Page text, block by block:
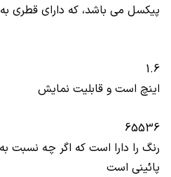
پیکسل می باشد، که دارای قطری به
1.6
اینچ است و قابلیت نمایش
65536
رنگ را دارا است که اگر چه نسبت
پائینی است